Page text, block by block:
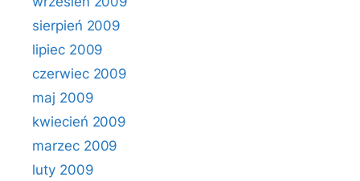
sierpień 2009
lipiec 2009
czerwiec 2009
maj 2009
kwiecień 2009
marzec 2009
luty 2009